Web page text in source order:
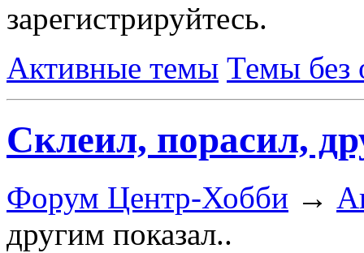
зарегистрируйтесь.
Активные темы Темы без
Склеил, порасил,
Форум Центр-Хобби →
другим показал..